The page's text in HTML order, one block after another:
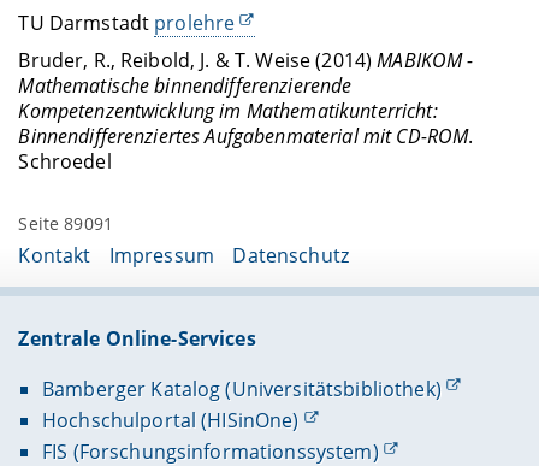
TU Darmstadt prolehre
Bruder, R., Reibold, J. & T. Weise (2014)MABIKOM -
Mathematische binnendifferenzierende
Kompetenzentwicklung im Mathematikunterricht:
Binnendifferenziertes Aufgabenmaterial mit CD-ROM.
Schroedel
Seite 89091
Kontakt Impressum Datenschutz
Zentrale Online-Services
Bamberger Katalog (Universitätsbibliothek)
Hochschulportal (HISinOne)
FIS (Forschungsinformationssystem)